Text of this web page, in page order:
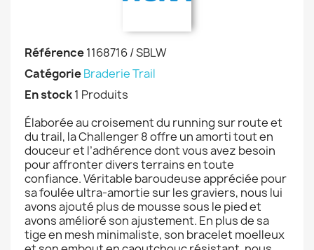
Référence1168716 / SBLW
CatégorieBraderie Trail
En stock1 Produits
Élaborée au croisement du running sur route et
du trail, la Challenger 8 offre un amorti tout en
douceur et l’adhérence dont vous avez besoin
pour affronter divers terrains en toute
confiance. Véritable baroudeuse appréciée pour
sa foulée ultra-amortie sur les graviers, nous lui
avons ajouté plus de mousse sous le pied et
avons amélioré son ajustement. En plus de sa
tige en mesh minimaliste, son bracelet moelleux